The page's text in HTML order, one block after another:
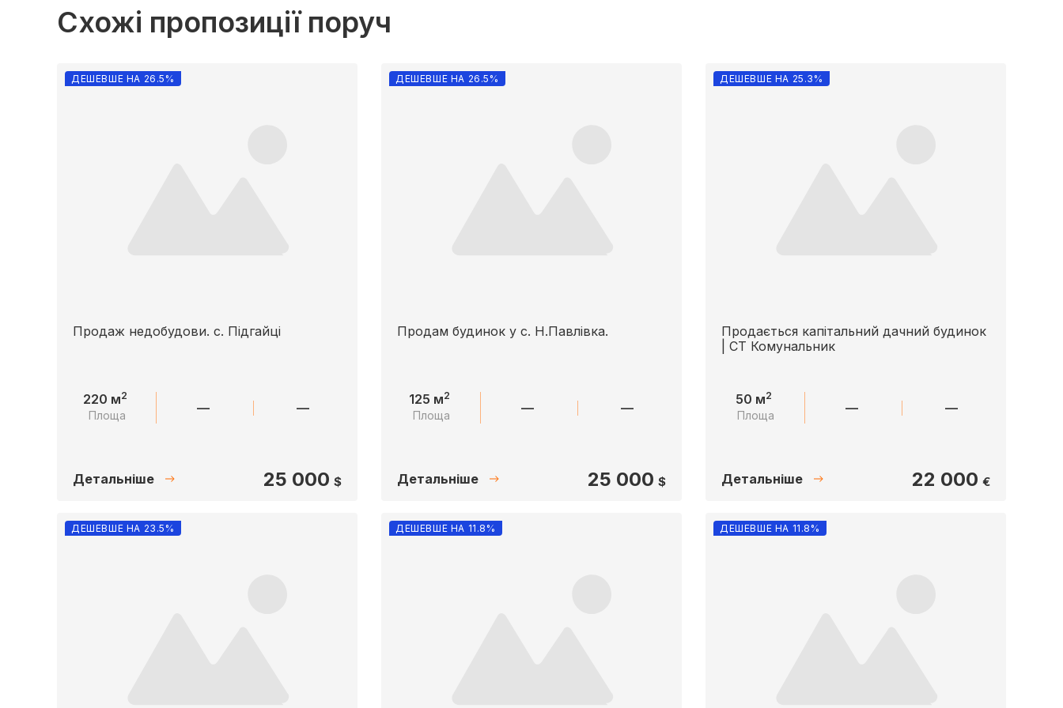
Схожі пропозиції поруч
ДЕШЕВШЕ НА 26.5%
Продаж недобудови. с. Підгайці
220 м2
Площа — —
Детальніше 25 000 $
ДЕШЕВШЕ НА 26.5%
Продам будинок у с. Н.Павлівка.
125 м2
Площа — —
Детальніше 25 000 $
ДЕШЕВШЕ НА 25.3%
Продається капітальний дачний будинок
| СТ Комунальник
50 м2
Площа — —
Детальніше 22 000 €
ДЕШЕВШЕ НА 23.5% ДЕШЕВШЕ НА 11.8% ДЕШЕВШЕ НА 11.8%